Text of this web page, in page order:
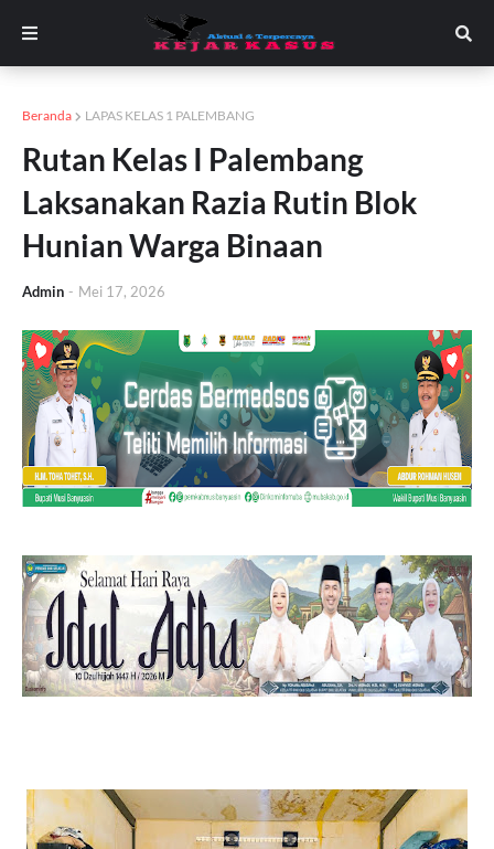
Beranda LAPAS KELAS 1 PALEMBANG
Rutan Kelas I Palembang
Laksanakan Razia Rutin Blok
Hunian Warga Binaan
Admin - Mei 17, 2026